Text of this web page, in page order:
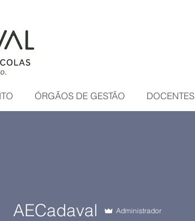
ÓRGÃOS DE GESTÃO DOCENTES
AECadaval Administrador